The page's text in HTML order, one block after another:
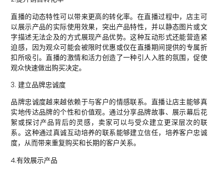
直播的动态特性可以带来更高的转化率。在直播过程中，店主可
以展示产品的实际使用效果，突出产品特性，并以静态图片或文
字描述无法企及的方式展现产品优势。这种互动形式还能营造紧
迫感，因为观众可能会被限时优惠或仅在直播期间提供的专属折
扣所吸引。直播的激情和活力创造了一种引人入胜的氛围，促使
观众快速做出购买决定。
3. 建立品牌忠诚度
品牌忠诚度越来越依赖于与客户的情感联系。直播让店主能够真
实地传达品牌的个性和价值观。通过分享品牌故事、展示幕后花
絮或探讨产品背后的灵感，卖家可以与受众建立更深层次的联
系。这种通过真诚互动培养的联系能够建立信任，培养客户忠诚
度，从而带来重复购买和长期的客户关系。
4.有效展示产品